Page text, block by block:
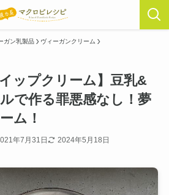
ガン乳製品 ヴィーガンクリーム
イップクリーム】豆乳&
で作る罪悪感なし！夢
ム！
年7月31日 2024年5月18日